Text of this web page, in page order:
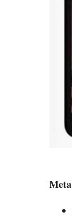
Meta